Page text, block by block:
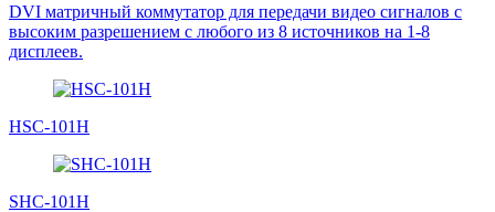
DVI матричный коммутатор для передачи видео сигналов с
высоким разрешением с любого из 8 источников на 1-8
дисплеев.
HSC-101H
SHC-101H